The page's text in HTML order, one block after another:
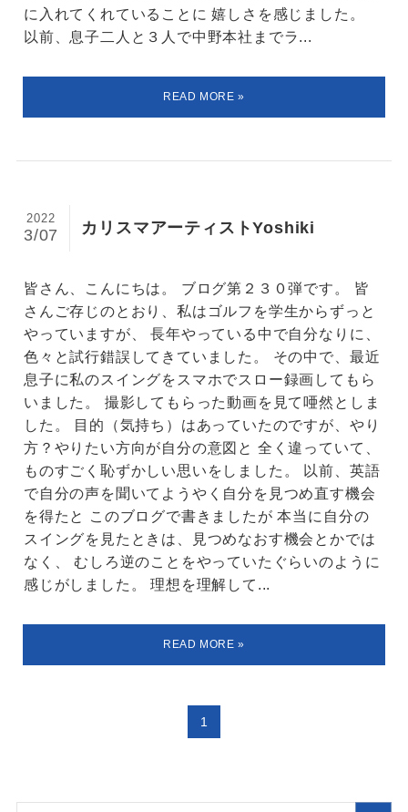
に入れてくれていることに 嬉しさを感じました。
以前、息子二人と３人で中野本社までラ...
カリスマアーティストYoshiki
2022
3/07
皆さん、こんにちは。 ブログ第２３０弾です。 皆
さんご存じのとおり、私はゴルフを学生からずっと
やっていますが、 長年やっている中で自分なりに、
色々と試行錯誤してきていました。 その中で、最近
息子に私のスイングをスマホでスロー録画してもら
いました。 撮影してもらった動画を見て唖然としま
した。 目的（気持ち）はあっていたのですが、やり
方？やりたい方向が自分の意図と 全く違っていて、
ものすごく恥ずかしい思いをしました。 以前、英語
で自分の声を聞いてようやく自分を見つめ直す機会
を得たと このブログで書きましたが 本当に自分の
スイングを見たときは、見つめなおす機会とかでは
なく、 むしろ逆のことをやっていたぐらいのように
感じがしました。 理想を理解して...
1